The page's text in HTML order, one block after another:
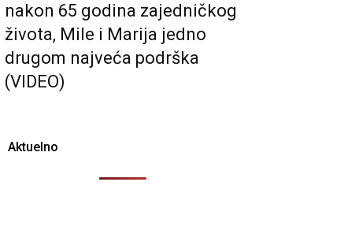
nakon 65 godina zajedničkog
života, Mile i Marija jedno
drugom najveća podrška
(VIDEO)
Aktuelno